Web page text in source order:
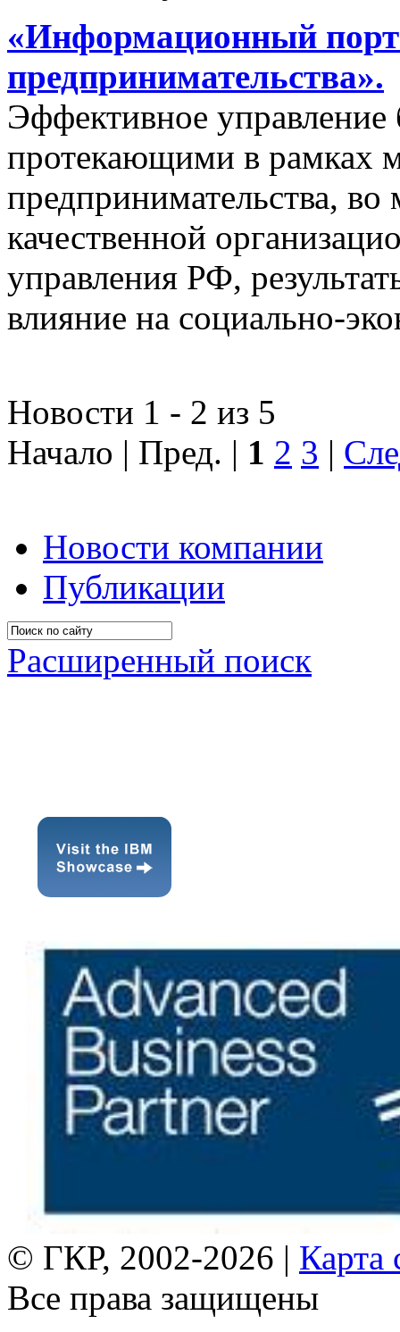
«Информационный
предпринимательства».
Эффективное управление
протекающими в рамках
предпринимательства,
качественной
управления РФ,
влияние на социально-
Новости 1 - 2 из 5
Начало | Пред. | 1 2 3 |
Новости компании
Публикации
Расширенный поиск
© ГКР, 2002-2026 | Карта
Все права защищены